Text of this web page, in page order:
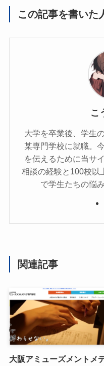
この記事を書いた
こ
大学を卒業後、学生
某専門学校に就職。
を伝えるために当サ
相談の経験と100校以
で学生たちの悩
関連記事
大阪アミューズメントメ